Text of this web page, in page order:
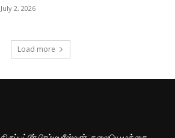
July 2, 2026
Load more